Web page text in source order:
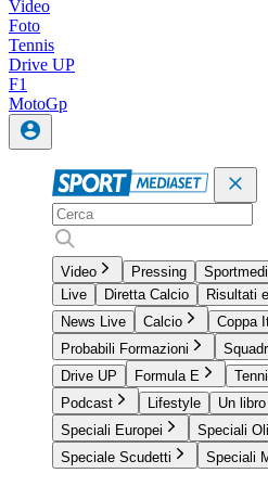
Video
Foto
Tennis
Drive UP
F1
MotoGp
Video Pressing
Live
Diretta Calcio
Risultati
News Live
Calcio Coppa
Probabili Formazioni
Drive UP
Formula E
Podcast
Lifestyle
Un
Speciali Europei
Speciali
Speciale Scudetti
Speciali